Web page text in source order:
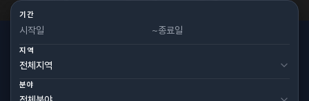
기간
~
지역
분야